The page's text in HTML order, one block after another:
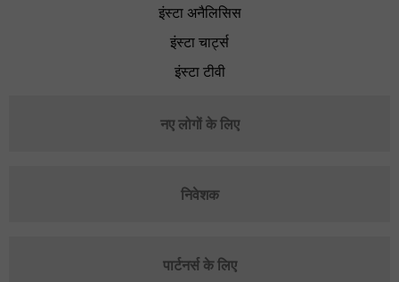
इंस्टा अनैलिसिस
इंस्टा चार्ट्स
इंस्टा टीवी
नए लोगों के लिए
निवेशक
पार्टनर्स के लिए